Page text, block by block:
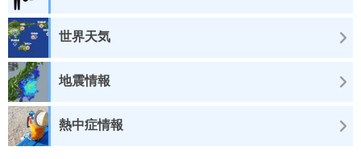
世界天気
地震情報
熱中症情報